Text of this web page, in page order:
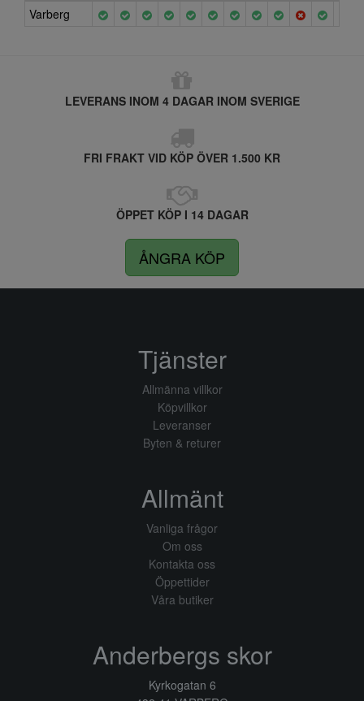
Varberg
LEVERANS INOM 4 DAGAR INOM SVERIGE
FRI FRAKT VID KÖP ÖVER 1.500 KR
ÖPPET KÖP I 14 DAGAR
ÅNGRA KÖP
Tjänster
Allmänna villkor
Köpvillkor
Leveranser
Byten & returer
Allmänt
Vanliga frågor
Om oss
Kontakta oss
Öppettider
Våra butiker
Anderbergs skor
Kyrkogatan 6